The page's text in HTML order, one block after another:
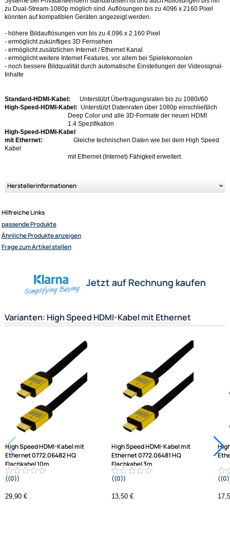
Mit dieser Version investieren Sie in ...
Diese neue Spezifikation integriert einen Datenkanal ins HDMI-Kabel,
der bidirektionale Hochgeschwindigkeitskommunikation erlaubt. Eine
Verbindung mit einer Transferrate von bis zu 100 Mbit/s ist dann kein
mehr.
(bidirektional: Datenübertragungen können gleichzeitig in beiden
Punkt zu Punkt ausgetauscht werden)
Systeme bei Privatanwendern standardisiert ist und auch Auflösungen
zu Dual-Stream-1080p möglich sind. Auflösungen bis zu 4096 x 2160
könnten auf kompatiblen Geräten angezeigt werden.
- höhere Bildauflösungen von bis zu 4.096 x 2.160 Pixel
- ermöglicht zukünftiges 3D Fernsehen
- ermöglicht zusätzlichen Internet / Ethernet Kanal
Inhalte
Standard-HDMI-Kabel:
High-Speed-HDMI-Kabel:
1.4 Spezifikation
High-Speed-HDMI-Kabel
mit Ethernet (Internet) Fähigkeit erweitert.
Ähnliche Produkte anzeigen
Frage zum Artikel stellen
Jetzt auf Rechnung kaufen
Varianten: High Speed HDMI-Kabel mit Ethernet
Ultramall
Zahlungsarten
Wir versenden mit
Unsere Leistungen